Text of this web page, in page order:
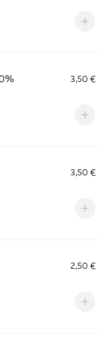
3,50 €
3,50 €
2,50 €